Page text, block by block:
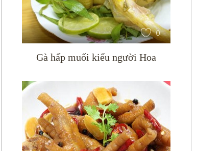
0
Gà hấp muối kiểu người Hoa